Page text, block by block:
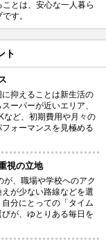
とは、安心な一人暮ら
す。
ト
抑えることは新生活の
ーパーが近いエリア、
など、初期費用や月々の
ォーマンスを見極める
視の立地
が、職場や学校へのアク
が少ない路線などを選
分にとっての「タイム
が、ゆとりある毎日を